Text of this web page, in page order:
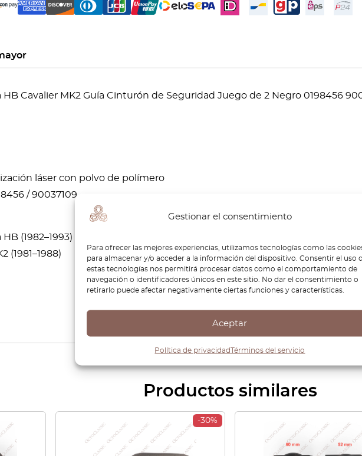
Gestionar el consentimiento
Para ofrecer las mejores experiencias, utilizamos tecnologías como las
para almacenar y/o acceder a la información del dispositivo. Consentir el uso
estas tecnologías nos permitirá procesar datos como el comportamiento de
navegación o identificadores únicos en este sitio. No dar el consentimiento o
retirarlo puede afectar negativamente ciertas funciones y características.
Aceptar
Política de privacidadTérminos del servicio
HB Cavalier MK2 Guía Cinturón de Seguridad Juego de 2 Negro 0198456
láser con polvo de polímero
/ 90037109
(1982–1993)
(1981–1988)
Productos similares
-30%